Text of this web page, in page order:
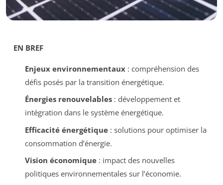
EN BREF
Enjeux environnementaux: compréhension des
défis posés par la transition énergétique.
Énergies renouvelables: développement et
intégration dans le système énergétique.
Efficacité énergétique: solutions pour optimiser la
consommation d’énergie.
Vision économique: impact des nouvelles
politiques environnementales sur l’économie.